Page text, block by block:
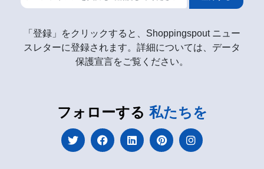
「登録」をクリックすると、Shoppingspout ニュー
スレターに登録されます。詳細については、データ
保護宣言をご覧ください。
フォローする 私たちを